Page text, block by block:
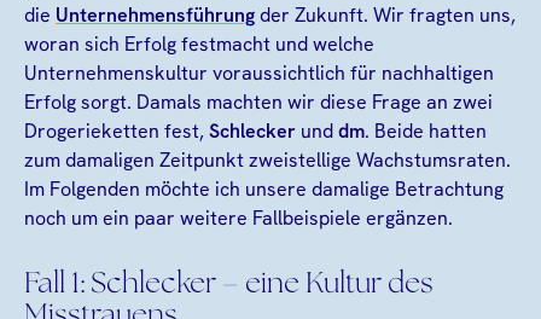
die Unternehmensführungder Zukunft. Wir fragten uns,
woran sich Erfolg festmacht und welche
Unternehmenskultur voraussichtlich für nachhaltigen
Erfolg sorgt. Damals machten wir diese Frage an zwei
Drogerieketten fest,Schlecker unddm. Beide hatten
zum damaligen Zeitpunkt zweistellige Wachstumsraten.
Im Folgenden möchte ich unsere damalige Betrachtung
noch um ein paar weitere Fallbeispiele ergänzen.
Fall 1: Schlecker – eine Kultur des